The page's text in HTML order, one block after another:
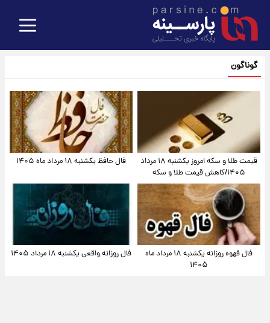
گوناگون
قیمت طلا و سکه امروز یکشنبه ۱۸ مرداد
۱۴۰۵/کاهش قیمت طلا و سکه
فال حافظ یکشنبه ۱۸ مرداد ماه ۱۴۰۵
فال قهوه روزانه یکشنبه ۱۸ مرداد ماه
۱۴۰۵
فال روزانه واقعی یکشنبه ۱۸ مرداد ۱۴۰۵